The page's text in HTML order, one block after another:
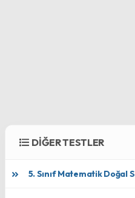
DİĞER TESTLER
5. Sınıf Matematik Doğal